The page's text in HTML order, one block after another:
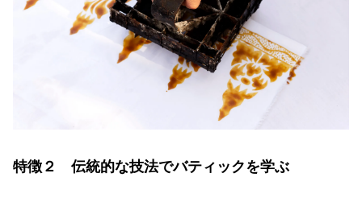
特徴２ 伝統的な技法でバティックを学ぶ